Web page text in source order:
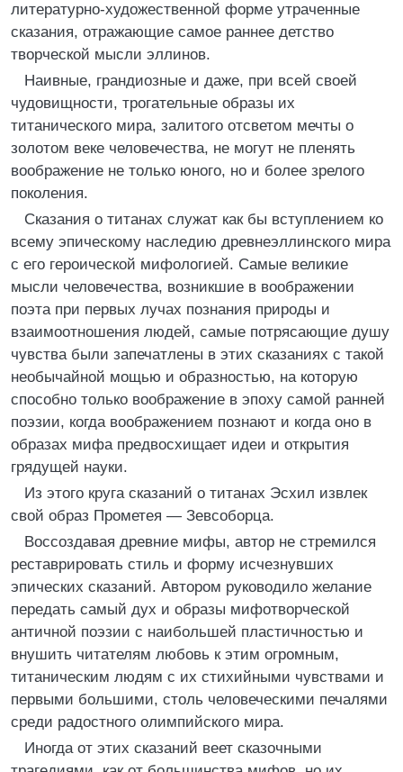
литературно-художественной форме утраченные
сказания, отражающие самое раннее детство
творческой мысли эллинов.
Наивные, грандиозные и даже, при всей своей
чудовищности, трогательные образы их
титанического мира, залитого отсветом мечты о
золотом веке человечества, не могут не пленять
воображение не только юного, но и более зрелого
поколения.
Сказания о титанах служат как бы вступлением ко
всему эпическому наследию древнеэллинского мира
с его героической мифологией. Самые великие
мысли человечества, возникшие в воображении
поэта при первых лучах познания природы и
взаимоотношения людей, самые потрясающие душу
чувства были запечатлены в этих сказаниях с такой
необычайной мощью и образностью, на которую
способно только воображение в эпоху самой ранней
поэзии, когда воображением познают и когда оно в
образах мифа предвосхищает идеи и открытия
грядущей науки.
Из этого круга сказаний о титанах Эсхил извлек
свой образ Прометея — Зевсоборца.
Воссоздавая древние мифы, автор не стремился
реставрировать стиль и форму исчезнувших
эпических сказаний. Автором руководило желание
передать самый дух и образы мифотворческой
античной поэзии с наибольшей пластичностью и
внушить читателям любовь к этим огромным,
титаническим людям с их стихийными чувствами и
первыми большими, столь человеческими печалями
среди радостного олимпийского мира.
Иногда от этих сказаний веет сказочными